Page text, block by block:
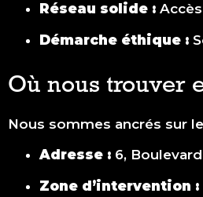
Réseau solide :
Démarche éthique :
Où nous trouver
Nous sommes ancrés sur
Adresse : 6,
Zone d’intervention :